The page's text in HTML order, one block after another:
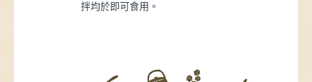
拌均於即可食用。